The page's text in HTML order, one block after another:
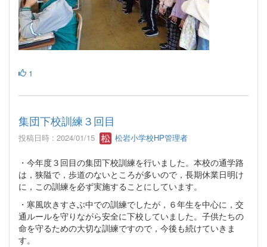
1
集団下校訓練３回目
投稿日時 : 2024/01/15 松岩小学校HP管理者
・今年度３回目の集団下校訓練を行いました。本校の通学路
は，狭隘で，歩道のないところが多いので，長期休業日明け
に，この訓練を必ず実施することにしています。
・寒風吹きすさぶ中での訓練でしたが，６年生を中心に，交
通ルールを守りながら安全に下校していました。子供たちの
命を守るための大切な訓練ですので，今後も続けていきま
す。